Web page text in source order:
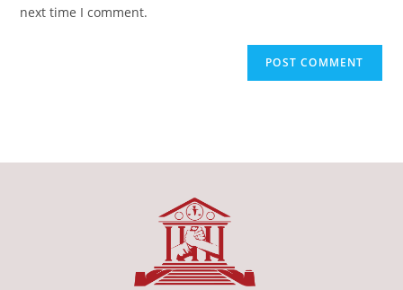
next time I comment.